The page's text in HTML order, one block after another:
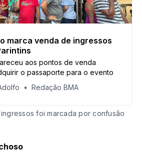
marca venda de ingressos
aos pontos de venda
o passaporte para o evento
Redação BMA
foi marcada por confusão